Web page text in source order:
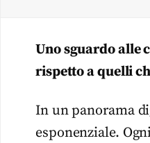
Uno sguardo alle
rispetto a quelli
In un panorama
esponenziale.